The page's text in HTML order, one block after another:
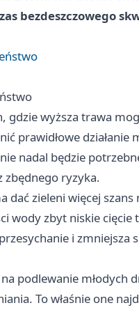
bezdeszczowego
wyższa trawa
prawidłowe
nadal będzie
zbędnego ryzyka.
dać zieleni więcej
wody zbyt niskie
i zmniejsza
podlewanie młodych
To właśnie one